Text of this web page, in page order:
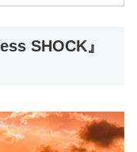
SHOCK』